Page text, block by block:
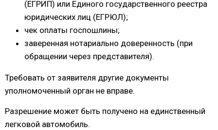
(ЕГРИП) или Единого государственного реестра
юридических лиц (ЕГРЮЛ);
чек оплаты госпошлины;
заверенная нотариально доверенность (при
обращении через представителя).
Требовать от заявителя другие документы
уполномоченный орган не вправе.
Разрешение может быть получено на единственный
легковой автомобиль.